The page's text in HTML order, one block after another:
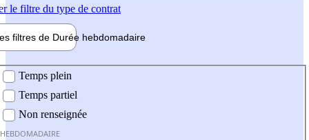
le filtre du type de contrat
filtres de Durée hebdomadaire
Temps plein
Temps partiel
Non renseignée